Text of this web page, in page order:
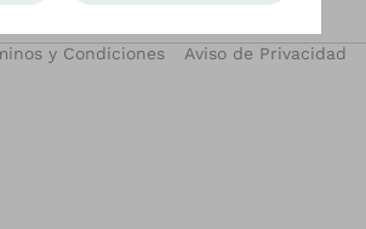
y Condiciones Aviso de Privacidad